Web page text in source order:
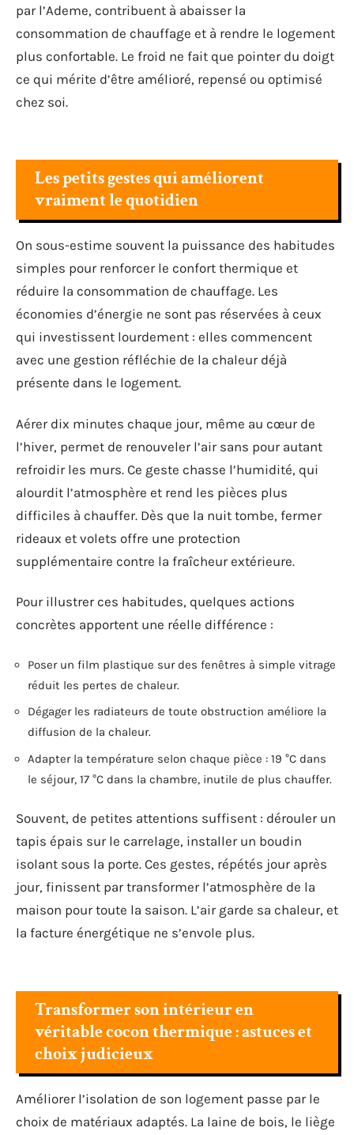
par l’Ademe, contribuent à abaisser la
consommation de chauffage et à rendre le logement
plus confortable. Le froid ne fait que pointer du doigt
ce qui mérite d’être amélioré, repensé ou optimisé
chez soi.
Les petits gestes qui améliorent
vraiment le quotidien
On sous-estime souvent la puissance des habitudes
simples pour renforcer le confort thermique et
réduire la consommation de chauffage. Les
économies d’énergie ne sont pas réservées à ceux
qui investissent lourdement : elles commencent
avec une gestion réfléchie de la chaleur déjà
présente dans le logement.
Aérer dix minutes chaque jour, même au cœur de
l’hiver, permet de renouveler l’air sans pour autant
refroidir les murs. Ce geste chasse l’humidité, qui
alourdit l’atmosphère et rend les pièces plus
difficiles à chauffer. Dès que la nuit tombe, fermer
rideaux et volets offre une protection
supplémentaire contre la fraîcheur extérieure.
Pour illustrer ces habitudes, quelques actions
concrètes apportent une réelle différence :
Poser un film plastique sur des fenêtres à simple vitrage
réduit les pertes de chaleur.
Dégager les radiateurs de toute obstruction améliore la
diffusion de la chaleur.
Adapter la température selon chaque pièce : 19 °C dans
le séjour, 17 °C dans la chambre, inutile de plus chauffer.
Souvent, de petites attentions suffisent : dérouler un
tapis épais sur le carrelage, installer un boudin
isolant sous la porte. Ces gestes, répétés jour après
jour, finissent par transformer l’atmosphère de la
maison pour toute la saison. L’air garde sa chaleur, et
la facture énergétique ne s’envole plus.
Transformer son intérieur en
véritable cocon thermique : astuces et
choix judicieux
Améliorer l’isolation de son logement passe par le
choix de matériaux adaptés. La laine de bois, le liège